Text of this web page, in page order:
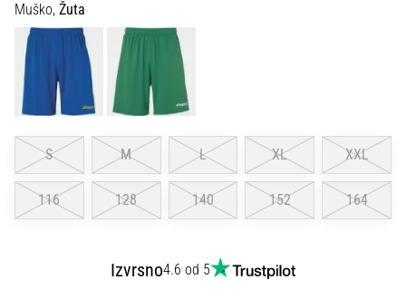
More
Victories
Pripremi
se
za
EURO
2025
sa
službenim
Muško, Žuta
S M L XL XXL
116 128 140 152 164
Izvrsno4.6 od 5